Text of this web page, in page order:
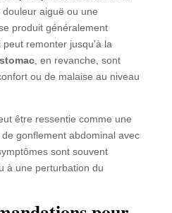
aiguë ou une
produit généralement
remonter jusqu'à la
, en revanche, sont
ou de malaise au niveau
être ressentie comme une
gonflement abdominal avec
sont souvent
à une perturbation du